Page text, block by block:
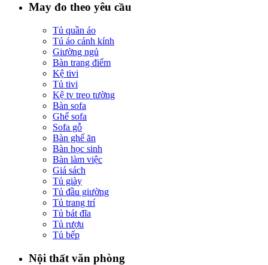
May đo theo yêu cầu
Tủ quần áo
Tú áo cánh kính
Giường ngủ
Bàn trang điểm
Kệ tivi
Tủ tivi
Kệ tv treo tường
Bàn sofa
Ghế sofa
Sofa gỗ
Bàn ghế ăn
Bàn học sinh
Bàn làm việc
Giá sách
Tủ giày
Tủ đầu giường
Tủ trang trí
Tủ bát đĩa
Tủ rượu
Tủ bếp
Nội thất văn phòng